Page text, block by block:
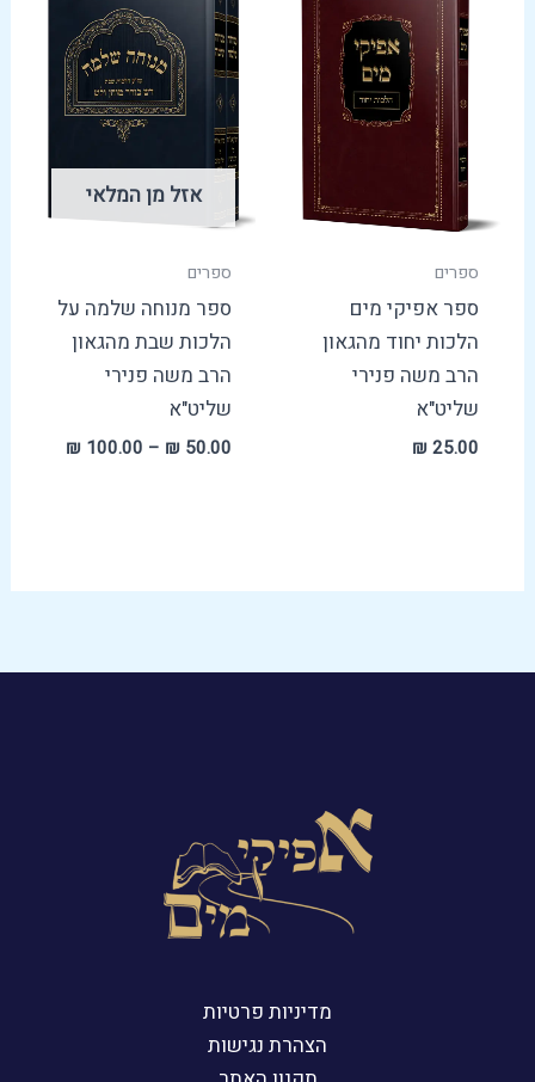
ספרים
ספר אפיקי מים
הלכות יחוד מהגאון
הרב משה פנירי
שליט"א
₪25.00
אזל מן המלאי
ספרים
ספר מנוחה שלמה על
הלכות שבת מהגאון
הרב משה פנירי
שליט"א
₪50.00
–
₪100.00
⁦₪ 100.00⁩
מדיניות פרטיות
הצהרת נגישות